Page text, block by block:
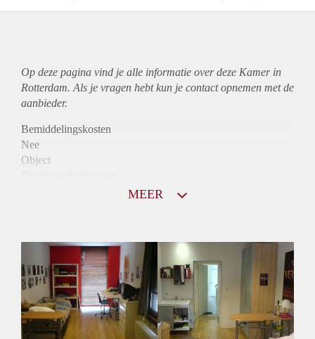
Op deze pagina vind je alle informatie over deze Kamer in
Rotterdam. Als je vragen hebt kun je contact opnemen met de
aanbieder.
Bemiddelingskosten
Nee
Object
Mogelijk
Inkomen eis
2,7 X Maandhuur Bruto
Huurtermijn
Onbepaalde termijn
MEER